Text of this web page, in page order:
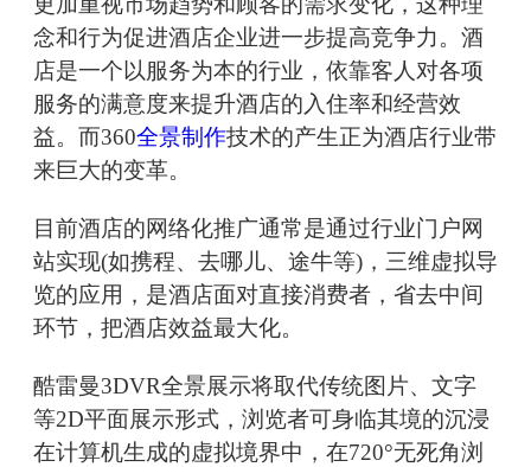
念和行为促进酒店企业进一步提高竞争力。酒
店是一个以服务为本的行业，依靠客人对各项
服务的满意度来提升酒店的入住率和经营效
益。而360全景制作技术的产生正为酒店行业带
来巨大的变革。
目前酒店的网络化推广通常是通过行业门户网
站实现(如携程、去哪儿、途牛等)，三维虚拟导
览的应用，是酒店面对直接消费者，省去中间
环节，把酒店效益最大化。
酷雷曼3DVR全景展示将取代传统图片、文字
等2D平面展示形式，浏览者可身临其境的沉浸
在计算机生成的虚拟境界中，在720°无死角浏